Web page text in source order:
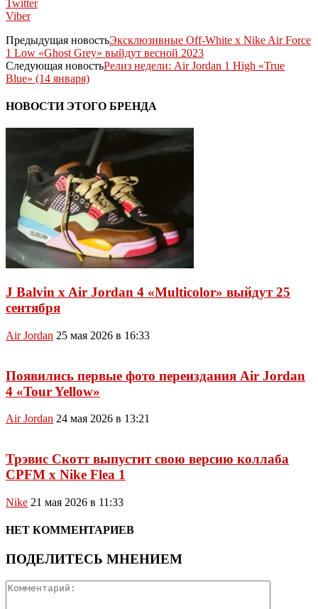
Twitter
Viber
Предыдущая новостьЭксклюзивные Off-White x Nike Air Force
1 Low «Ghost Grey» выйдут весной 2023
Следующая новостьРелиз недели: Air Jordan 1 High «True
Blue» (14 января)
НОВОСТИ ЭТОГО БРЕНДА
J Balvin x Air Jordan 4 «Multicolor» выйдут 25
сентября
Air Jordan 25 мая 2026 в 16:33
Появились первые фото переиздания Air Jordan
4 «Tour Yellow»
Air Jordan 24 мая 2026 в 13:21
Трэвис Скотт выпустит свою версию коллаба
CPFM x Nike Flea 1
Nike 21 мая 2026 в 11:33
НЕТ КОММЕНТАРИЕВ
ПОДЕЛИТЕСЬ МНЕНИЕМ